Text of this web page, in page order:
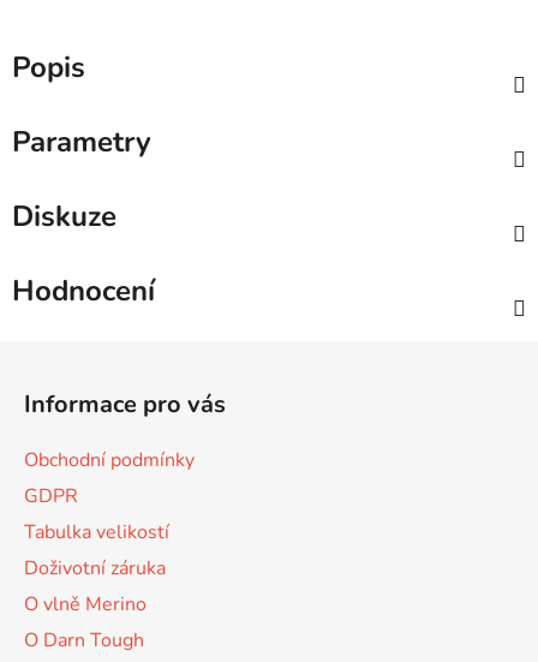
Popis
Parametry
Diskuze
Hodnocení
Informace pro vás
Obchodní podmínky
GDPR
Tabulka velikostí
Doživotní záruka
O vlně Merino
O Darn Tough